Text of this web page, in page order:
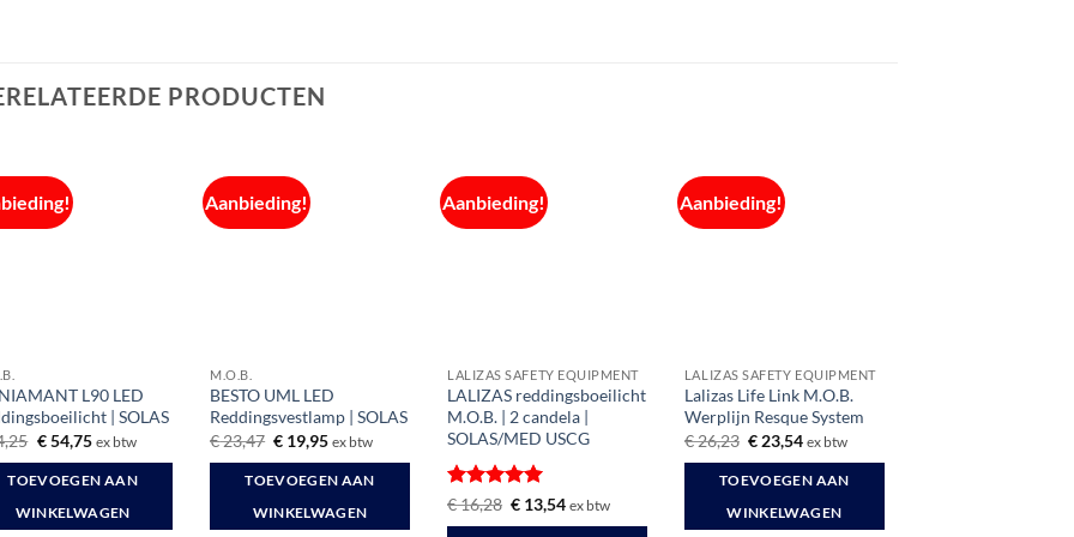
PRODUCTEN
L90 LED
| SOLAS
Oorspronkelijke
was:
€ 64,25.
€54,75Huidige
is:
€ 54,75.
ex btw
TOEVOEGEN AAN
WINKELWAGEN
Aanbieding!
M.O.B.
BESTO UML LED
Reddingsvestlamp | SOLAS
€23,47 Oorspronkelijke
prijs
was:
€ 23,47.
€ 19,95Huidige
is:
€ 19,95.
ex btw
TOEVOEGEN AAN
WINKELWAGEN
Aanbieding!
LALIZAS SAFETY EQUIPMENT
LALIZAS reddingsboeilicht
M.O.B. | 2 candela |
SOLAS/MED USCG
Gewaardeerd
€16,28 Oorspronkelijke
prijs
€ 13,54Huidige
ex btw
Aanbieding!
LALIZAS SAFETY EQUIPMENT
Lalizas Life Link M.O.B.
Werplijn Resque System
€26,23 Oorspronkelijke
prijs
was:
€ 26,23.
€ 23,54Huidige
is:
€ 23,54.
ex btw
TOEVOEGEN AAN
WINKELWAGEN